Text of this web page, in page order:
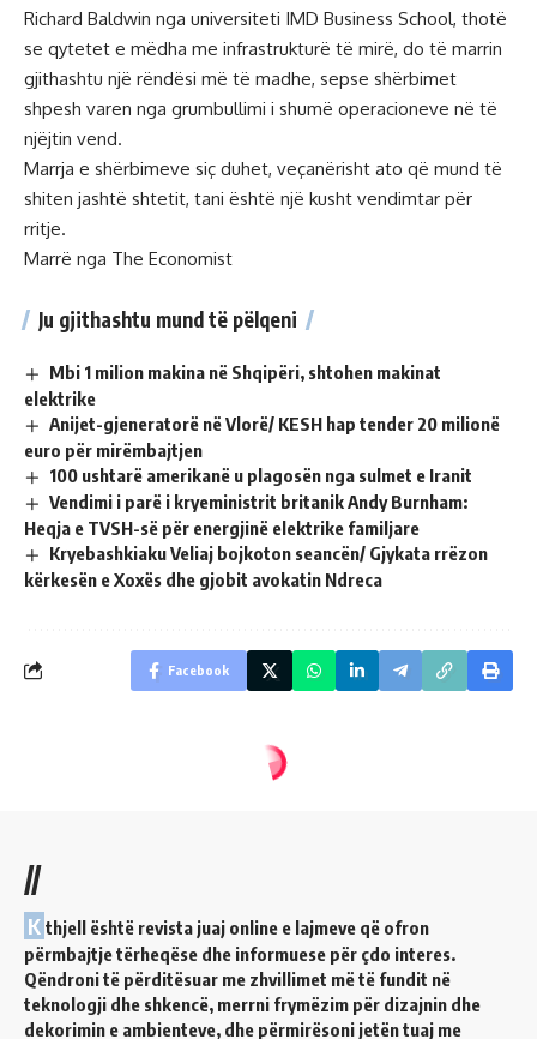
Richard Baldwin nga universiteti IMD Business School, thotë
se qytetet e mëdha me infrastrukturë të mirë, do të marrin
gjithashtu një rëndësi më të madhe, sepse shërbimet
shpesh varen nga grumbullimi i shumë operacioneve në të
njëjtin vend.
Marrja e shërbimeve siç duhet, veçanërisht ato që mund të
shiten jashtë shtetit, tani është një kusht vendimtar për
rritje.
Marrë nga The Economist
Ju gjithashtu mund të pëlqeni
Mbi 1 milion makina në Shqipëri, shtohen makinat
elektrike
Anijet-gjeneratorë në Vlorë/ KESH hap tender 20 milionë
euro për mirëmbajtjen
100 ushtarë amerikanë u plagosën nga sulmet e Iranit
Vendimi i parë i kryeministrit britanik Andy Burnham:
Heqja e TVSH-së për energjinë elektrike familjare
Kryebashkiaku Veliaj bojkoton seancën/ Gjykata rrëzon
kërkesën e Xoxës dhe gjobit avokatin Ndreca
Facebook
//
K thjell është revista juaj online e lajmeve që ofron
përmbajtje tërheqëse dhe informuese për çdo interes.
Qëndroni të përditësuar me zhvillimet më të fundit në
teknologji dhe shkencë, merrni frymëzim për dizajnin dhe
dekorimin e ambienteve, dhe përmirësoni jetën tuaj me